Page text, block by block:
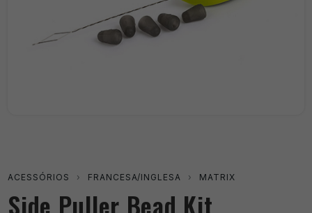
ACESSÓRIOS › FRANCESA/INGLESA › MATRIX
Side Puller Bead Kit